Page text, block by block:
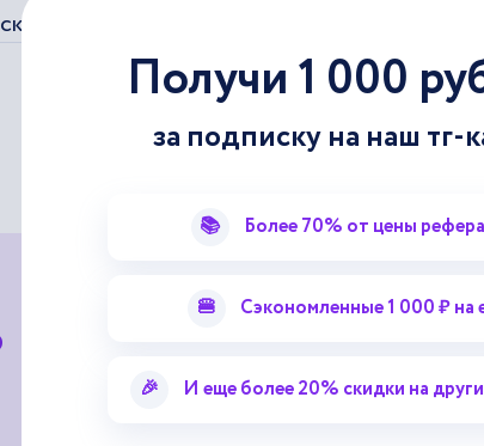
правил в
Получи 1 000
за подписку на наш тг-
📚 Более 70% от цены
🍔 Сэкономленные 1 000 ₽ на
🎉 И еще более 20% скидки на